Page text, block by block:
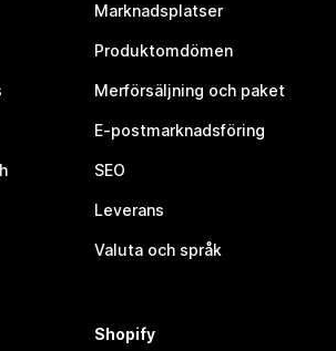
Marknadsplatser
Produktomdömen
Merförsäljning och paket
E-postmarknadsföring
SEO
Leverans
Valuta och språk
Shopify